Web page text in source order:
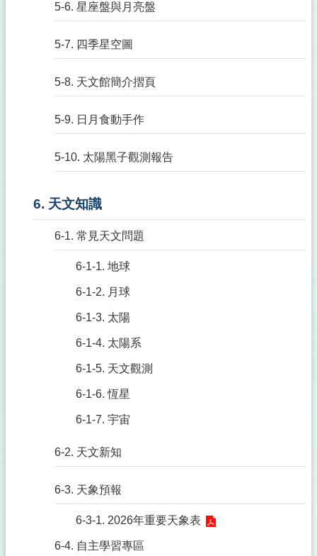
5-6. 星座盤與月亮盤
5-7. 四季星空圖
5-8. 天文館簡介摺頁
5-9. 日月食動手作
5-10. 太陽黑子觀測報告
6. 天文知識
6-1. 常見天文問題
6-1-1. 地球
6-1-2. 月球
6-1-3. 太陽
6-1-4. 太陽系
6-1-5. 天文觀測
6-1-6. 恆星
6-1-7. 宇宙
6-2. 天文新知
6-3. 天象預報
6-3-1. 2026年重要天象表
6-4. 自主學習專區